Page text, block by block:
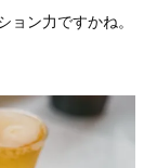
ョン力ですかね。